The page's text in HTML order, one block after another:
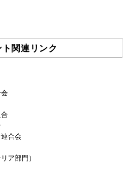
ト関連リンク
合会
ア部門）